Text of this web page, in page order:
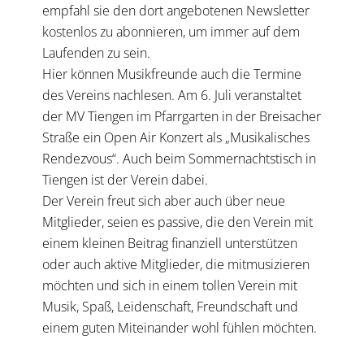
empfahl sie den dort angebotenen Newsletter
kostenlos zu abonnieren, um immer auf dem
Laufenden zu sein.
Hier können Musikfreunde auch die Termine
des Vereins nachlesen. Am 6. Juli veranstaltet
der MV Tiengen im Pfarrgarten in der Breisacher
Straße ein Open Air Konzert als „Musikalisches
Rendezvous“. Auch beim Sommernachtstisch in
Tiengen ist der Verein dabei.
Der Verein freut sich aber auch über neue
Mitglieder, seien es passive, die den Verein mit
einem kleinen Beitrag finanziell unterstützen
oder auch aktive Mitglieder, die mitmusizieren
möchten und sich in einem tollen Verein mit
Musik, Spaß, Leidenschaft, Freundschaft und
einem guten Miteinander wohl fühlen möchten.